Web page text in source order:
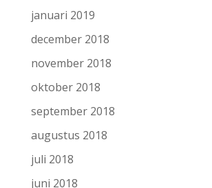
januari 2019
december 2018
november 2018
oktober 2018
september 2018
augustus 2018
juli 2018
juni 2018